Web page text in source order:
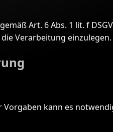
Art. 6 Abs. 1 lit. f
Verarbeitung einzulegen.
kann es